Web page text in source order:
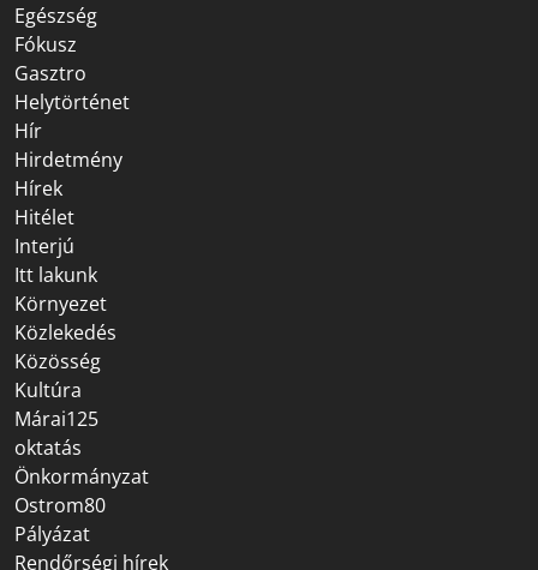
Egészség
Fókusz
Gasztro
Helytörténet
Hír
Hirdetmény
Hírek
Hitélet
Interjú
Itt lakunk
Környezet
Közlekedés
Közösség
Kultúra
Márai125
oktatás
Önkormányzat
Ostrom80
Pályázat
Rendőrségi hírek